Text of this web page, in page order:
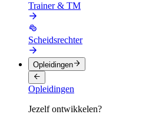
Trainer & TM
Scheidsrechter
Opleidingen
Opleidingen
Jezelf ontwikkelen?